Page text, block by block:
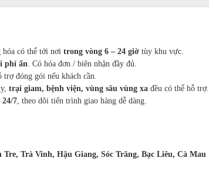
hóa có thể tới nơi trong vòng 6 – 24 giờ tùy khu vực.
phí ẩn. Có hóa đơn / biên nhận đầy đủ.
trợ đóng gói nếu khách cần.
trại giam, bệnh viện, vùng sâu vùng xa đều có thể hỗ trợ.
7, theo dõi tiến trình giao hàng dễ dàng.
Trà Vinh, Hậu Giang, Sóc Trăng, Bạc Liêu, Cà Mau